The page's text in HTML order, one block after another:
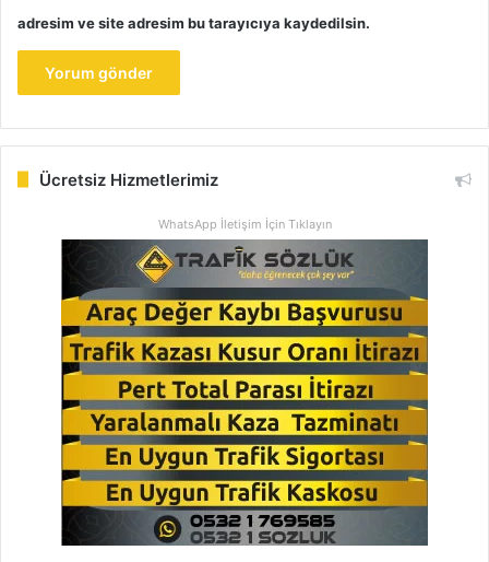
adresim ve site adresim bu tarayıcıya kaydedilsin.
Ücretsiz Hizmetlerimiz
WhatsApp İletişim İçin Tıklayın